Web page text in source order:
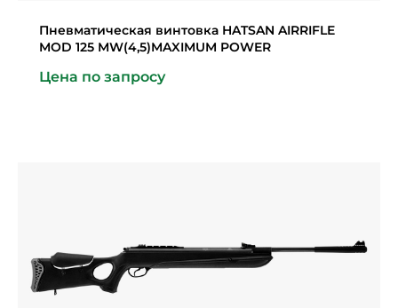
Пневматическая винтовка HATSAN AIRRIFLE
MOD 125 MW(4,5)MAXIMUM POWER
Цена по запросу